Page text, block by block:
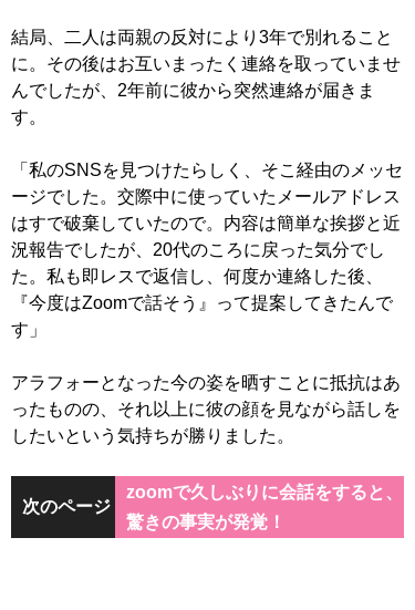
結局、二人は両親の反対により3年で別れること
に。その後はお互いまったく連絡を取っていませ
んでしたが、2年前に彼から突然連絡が届きま
す。
「私のSNSを見つけたらしく、そこ経由のメッセ
ージでした。交際中に使っていたメールアドレス
はすで破棄していたので。内容は簡単な挨拶と近
況報告でしたが、20代のころに戻った気分でし
た。私も即レスで返信し、何度か連絡した後、
『今度はZoomで話そう』って提案してきたんで
す」
アラフォーとなった今の姿を晒すことに抵抗はあ
ったものの、それ以上に彼の顔を見ながら話しを
したいという気持ちが勝りました。
次のページ
zoomで久しぶりに会話をすると、
驚きの事実が発覚！